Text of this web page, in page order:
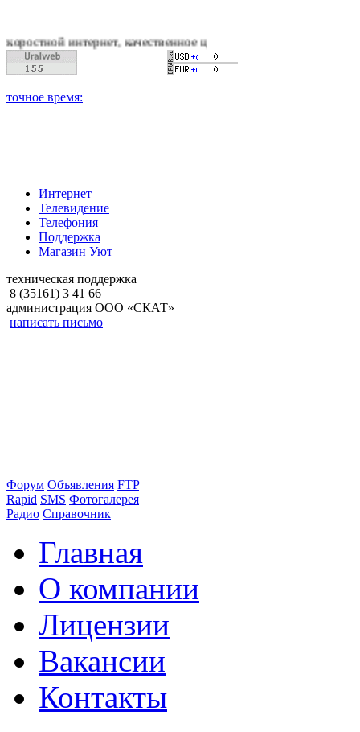
качественное цифровое и кабельное
Интернет
Телевидение
Телефония
Поддержка
Магазин Уют
техническая поддержка
8 (35161) 3 41 66
администрация ООО «СКАТ»
написать письмо
Форум Объявления FTP
Rapid SMS Фотогалерея
Радио Справочник
Главная
О компании
Лицензии
Вакансии
Контакты